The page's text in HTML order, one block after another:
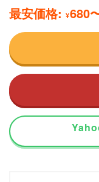
最安価格: ¥680